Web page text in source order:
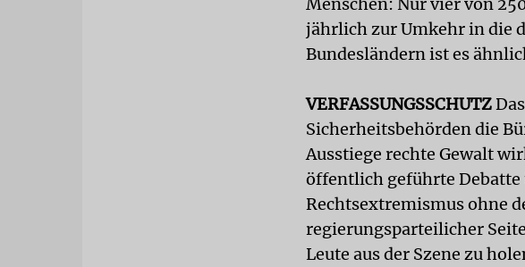
jährlich zur Umkehr in die
Bundesländern ist es
VERFASSUNGSSCHUTZ
Sicherheitsbehörden die
Ausstiege rechte Gewalt
öffentlich geführte Debatte
Rechtsextremismus ohne
regierungsparteilicher
Leute aus der Szene zu